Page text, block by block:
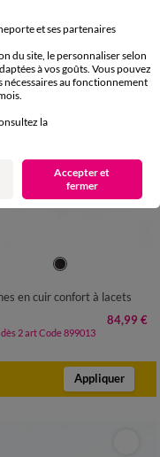
38 39
en cuir confort à lacets
84,99 €
2 art Code 899013
Appliquer
et ses partenaires
du site, le personnaliser selon
à vos goûts. Vous pouvez
nécessaires au fonctionnement
la
Accepter et
fermer